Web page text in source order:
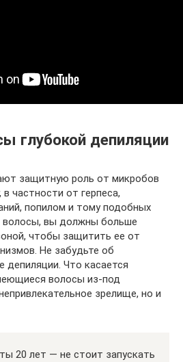
глубокой депиляции
защитную роль от микробов
частности от герпеса,
попилом и тому подобных
волосы, вы должны больше
чтобы защитить ее от
Не забудьте об
депиляции. Что касается
волосы из-под
зрелище, но и
20 лет — не стоит запускать